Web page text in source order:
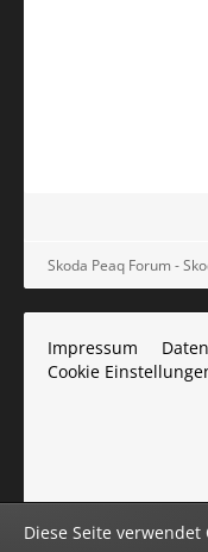
Skoda Peaq Forum -
Impressum
Cookie
Diese Seite